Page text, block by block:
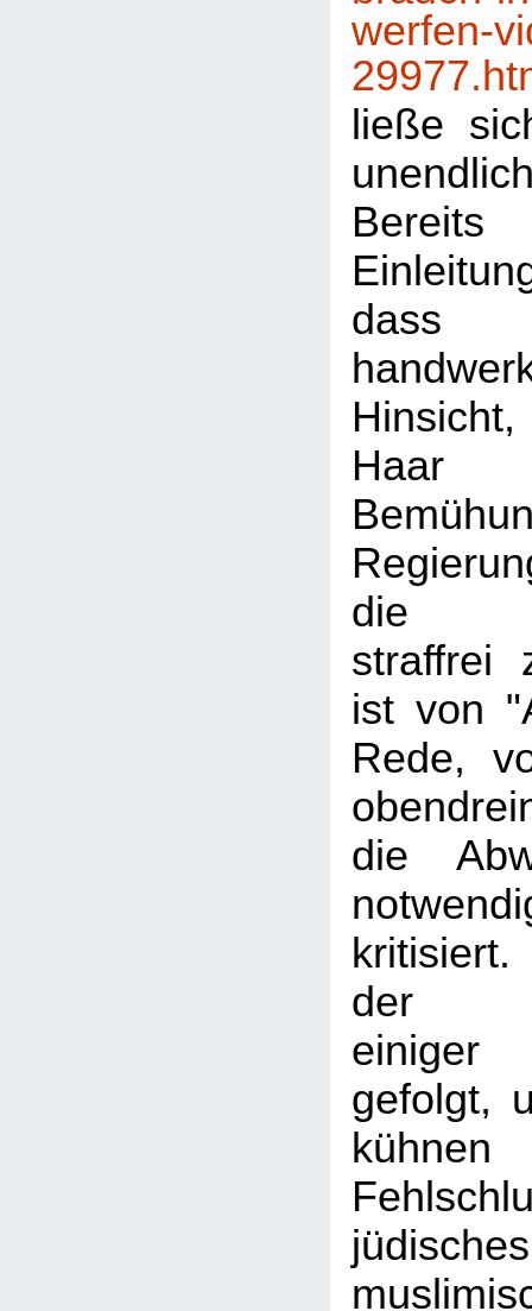
werfen-
ließe
dass
die
straffrei
ist von
Rede,
die
der
gefolgt,